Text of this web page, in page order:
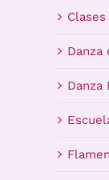
Danza
Danza